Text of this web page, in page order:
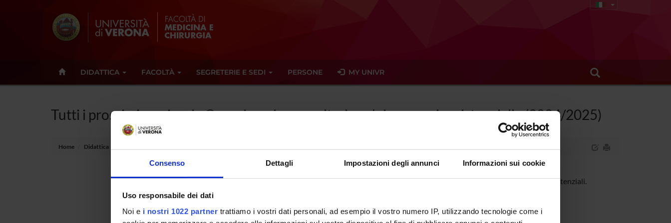
Consenso Dettagli Impostazioni degli annunci Informazioni sui cookie
Uso responsabile dei dati
Noi e i nostri 1022 partner trattiamo i vostri dati personali, ad esempio il vostro numero IP, utilizzando tecnologie come i
DIDATTICA FACOLTÀ SEGRETERIE E SEDI PERSONE MY UNIVR
Tutti i prossimi seminari - Organizzazione sanitaria e dei processi assistenziali - (2024/2025)
Home Didattica
Non è stato trovato alcun seminario relativo all'insegnamento Organizzazione sanitaria e dei processi assistenziali.
Tot 0 Seminari